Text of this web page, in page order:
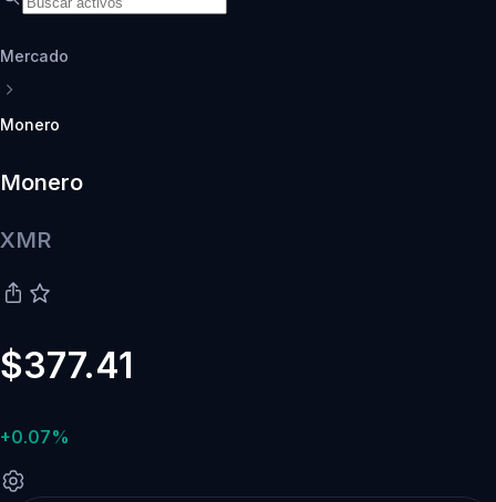
Mercado
Monero
Monero
XMR
$377.41
+0.07%